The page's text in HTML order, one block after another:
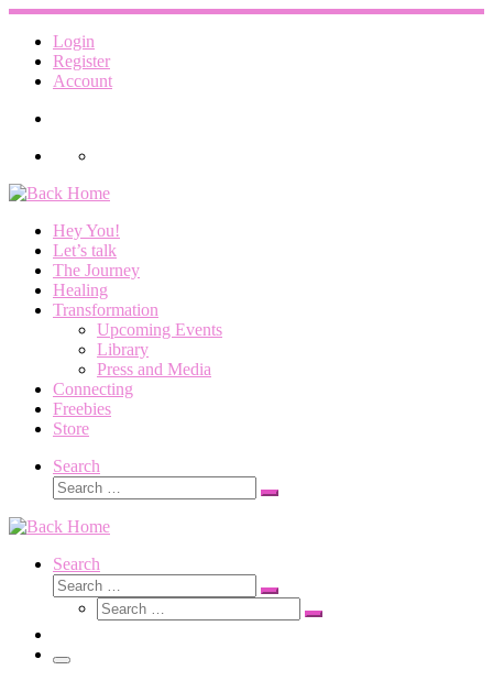
Skip
content
Login
Register
Account
Hey You!
Let’s talk
The Journey
Healing
Transformation
Upcoming Events
Library
Press and Media
Connecting
Freebies
Store
Search
Search
Search
Search
Search
Search
Search
Search
Menu